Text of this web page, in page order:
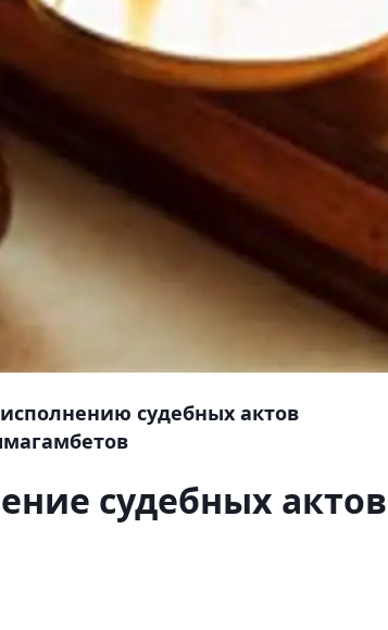
судебных актов
судебных актов